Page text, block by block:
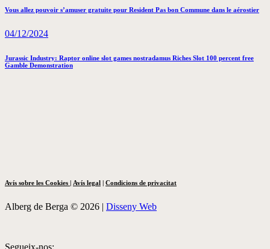
Vous allez pouvoir s’amuser gratuite pour Resident Pas bon Commune dans le aérostier
04/12/2024
Jurassic Industry: Raptor online slot games nostradamus Riches Slot 100 percent free
Gamble Demonstration
Avís sobre les Cookies | Avís legal | Condicions de privacitat
Alberg de Berga © 2026 | Disseny Web